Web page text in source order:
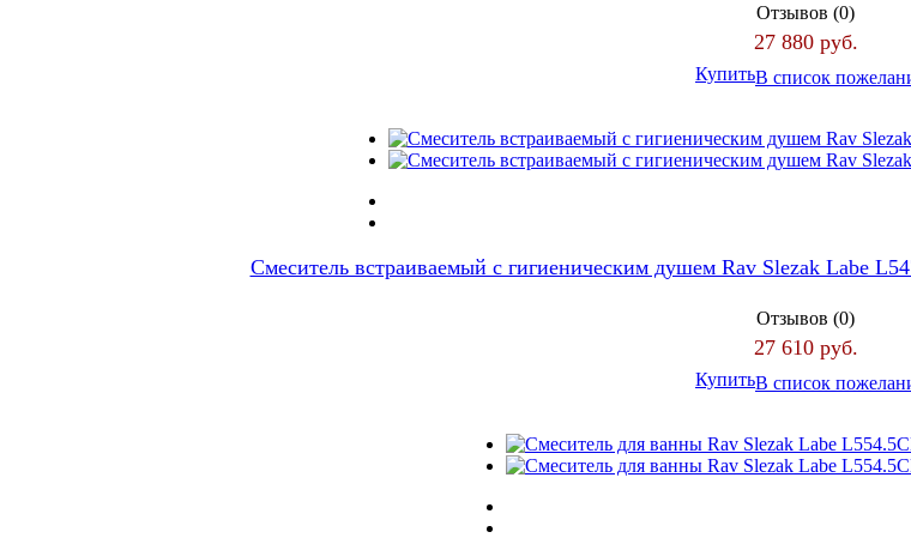
Отзывов (0)
27 880 руб.
КупитьВ список
Смеситель встраиваемый с гигиеническим душем Rav Slezak Labe
Отзывов (0)
27 610 руб.
КупитьВ список